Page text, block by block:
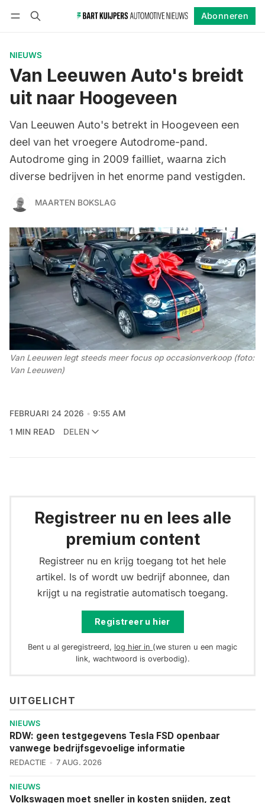
Abonneren
NIEUWS
Van Leeuwen Auto's breidt
uit naar Hoogeveen
Van Leeuwen Auto's betrekt in Hoogeveen een
deel van het vroegere Autodrome-pand.
Autodrome ging in 2009 failliet, waarna zich
diverse bedrijven in het enorme pand vestigden.
MAARTEN BOKSLAG
Van Leeuwen legt steeds meer focus op occasionverkoop (foto:
Van Leeuwen)
FEBRUARI 24 2026
9:55 AM
1 MIN READ
DELEN
Registreer nu en lees alle
premium content
Registreer nu en krijg toegang tot het hele
artikel. Is of wordt uw bedrijf abonnee, dan
krijgt u na registratie automatisch toegang.
Registreer u hier
Bent u al geregistreerd, log hier in (we sturen u een magic
link, wachtwoord is overbodig).
UITGELICHT
NIEUWS
RDW: geen testgegevens Tesla FSD openbaar
vanwege bedrijfsgevoelige informatie
REDACTIE 7 AUG. 2026
NIEUWS
Volkswagen moet sneller in kosten snijden, zegt